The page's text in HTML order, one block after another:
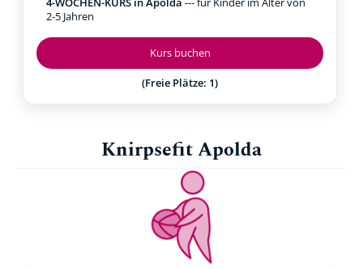
Kurs buchen
(Freie Plätze: 1)
2-5 Jahren
Knirpsefit Apolda